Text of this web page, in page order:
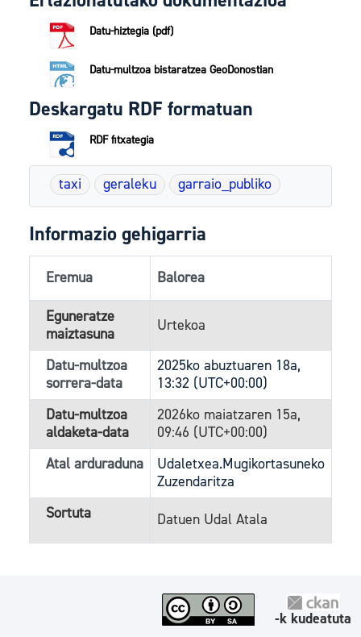
Datu-hiztegia (pdf)
Datu-multzoa bistaratzea GeoDonostian
Deskargatu RDF formatuan
RDF fitxategia
taxi geraleku garraio_publiko
Informazio gehigarria
Eremua Balorea
Eguneratze
maiztasuna
Urtekoa
Datu-multzoa
sorrera-data
2025ko abuztuaren 18a,
13:32 (UTC+00:00)
Datu-multzoa
aldaketa-data
2026ko maiatzaren 15a,
09:46 (UTC+00:00)
Atal arduraduna
Udaletxea.Mugikortasuneko
Zuzendaritza
Sortuta
Datuen Udal Atala
-k kudeatuta